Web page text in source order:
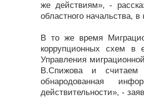
же действиям», -
областного начальства,
В то же время
коррупционных схем в
Управления
В.Спижова и считаем
обнародованная
действительности», -